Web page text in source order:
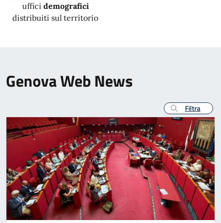
uffici demografici
distribuiti sul territorio
Genova Web News
Filtra